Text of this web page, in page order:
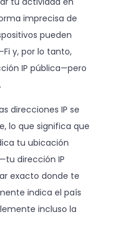
imprecisa de
pueden
y, por lo tanto,
IP pública—pero
direcciones IP se
lo que significa que
tu ubicación
dirección IP
exacto donde te
indica el país
incluso la